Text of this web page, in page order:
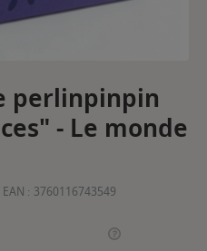
perlinpinpin
- Le monde
EAN : 3760116743549